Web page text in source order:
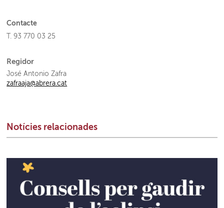
Contacte
T. 93 770 03 25
Regidor
José Antonio Zafra
zafraaja@abrera.cat
Notícies relacionades